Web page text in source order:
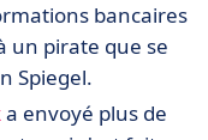
bancaires
un pirate que se
Spiegel.
a envoyé plus de